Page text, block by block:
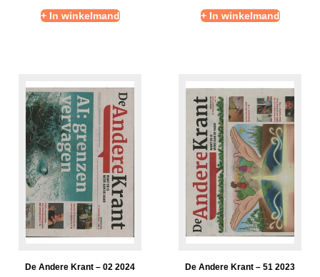
+ In winkelmand + In winkelmand
De Andere Krant – 02 2024
De Andere Krant – 51 2023